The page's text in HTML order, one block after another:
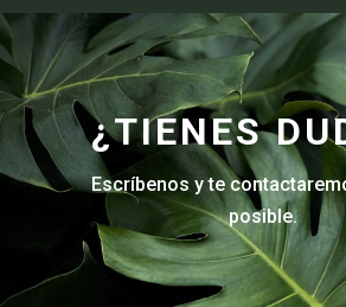
¿TIENES
Escríbenos y te
posible.